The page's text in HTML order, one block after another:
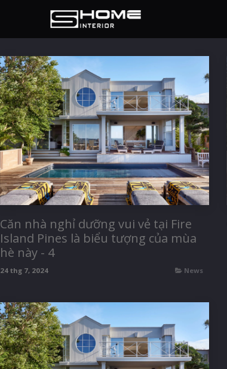
Căn nhà nghỉ dưỡng vui vẻ tại Fire
Island Pines là biểu tượng của mùa
hè này - 4
24 thg 7, 2024 News